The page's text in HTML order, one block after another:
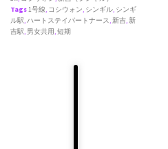
Tags1号線, コシウォン, シンギル, シンギ
ル駅,ハートステイパートナース,新吉,新
吉駅, 男女共用,短期